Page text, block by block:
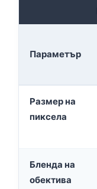
Параметър
Размер на
пиксела
Бленда на
обектива